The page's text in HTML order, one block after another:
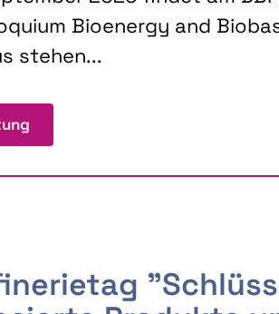
Bioenergy and
stehen...
: 9th Doctoral Colloquium